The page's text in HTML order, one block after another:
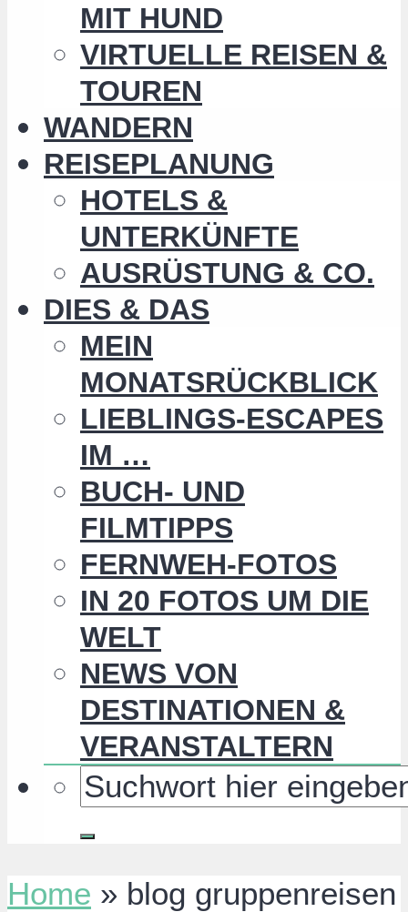
MIT HUND
VIRTUELLE REISEN &
TOUREN
WANDERN
REISEPLANUNG
HOTELS &
UNTERKÜNFTE
AUSRÜSTUNG & CO.
DIES & DAS
MEIN
MONATSRÜCKBLICK
LIEBLINGS-ESCAPES
IM …
BUCH- UND
FILMTIPPS
FERNWEH-FOTOS
IN 20 FOTOS UM DIE
WELT
NEWS VON
DESTINATIONEN &
VERANSTALTERN
Home » blog gruppenreisen